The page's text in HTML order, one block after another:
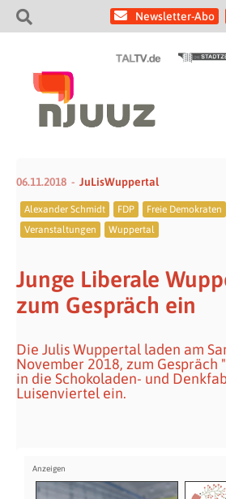
Newsletter-Abo
06.11.2018 JuLisWuppertal
Alexander Schmidt FDP Freie Demokraten
Veranstaltungen
Wuppertal
Junge Liberale
zum Gespräch ein
Die Julis Wuppertal laden am
November 2018, zum Gespräch
in die Schokoladen- und
Luisenviertel ein.